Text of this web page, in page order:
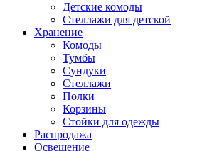
Детские комоды
Стеллажи для детской
Хранение
Комоды
Тумбы
Сундуки
Стеллажи
Полки
Корзины
Стойки для одежды
Распродажа
Освещение